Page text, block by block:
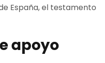
España, el testamento
apoyo